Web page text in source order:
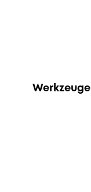
Werkzeuge